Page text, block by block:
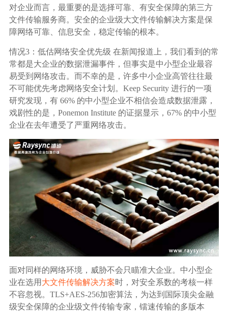
对企业而言，最重要的是选择可靠、有安全保障的第三方
文件传输服务商。安全的企业级大文件传输解决方案是保
障网络可靠、信息安全，稳定传输的根本。
情况3：低估网络安全优先级 在新闻报道上，我们看到的常
常都是大企业的数据泄漏事件，但事实是中小型企业最容
易受到网络攻击。而不幸的是，许多中小企业高管往往最
不可能优先考虑网络安全计划。Keep Security 进行的一项
研究发现，有 66% 的中小型企业不相信会造成数据泄露，
戏剧性的是，Ponemon Institute 的证据显示，67% 的中小型
企业在去年遭受了严重网络攻击。
面对同样的网络环境，威胁不会只瞄准大企业。中小型企
业在选用 大文件传输解决方案时，对安全系数的考核一样
不容忽视。TLS+AES-256加密算法，为达到国际顶尖金融
级安全保障的企业级文件传输专家，镭速传输的多版本